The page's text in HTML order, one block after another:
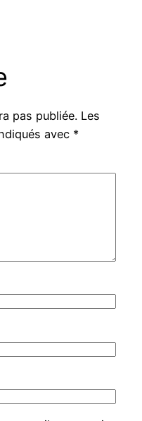
pas publiée. Les
avec *